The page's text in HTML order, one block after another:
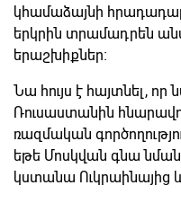
կհամաձայնի
երկրին տրամադրեն
երաշխիքներ։
Նա հույս է հայտնել,
Ռուսաստանին
ռազմական
եթե Մոսկվան գնա
կստանա Ուկրաինայից